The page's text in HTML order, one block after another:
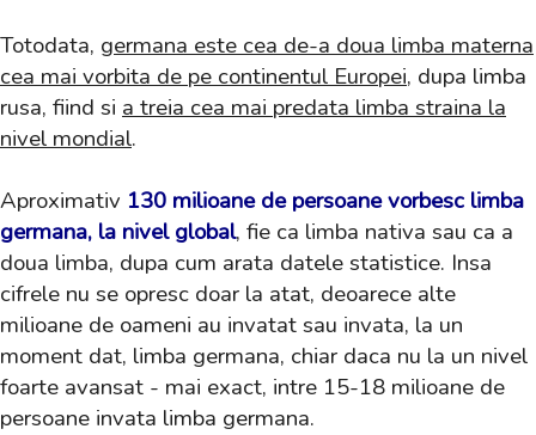
Totodata, germana este cea de-a doua limba materna
cea mai vorbita de pe continentul Europei, dupa limba
rusa, fiind si a treia cea mai predata limba straina la
nivel mondial.
Aproximativ 130 milioanede persoane vorbesc limba
germana, la nivel global, fie ca limba nativa sau ca a
doua limba, dupa cum arata datele statistice. Insa
cifrele nu se opresc doar la atat, deoarece alte
milioane de oameni au invatat sau invata, la un
moment dat, limba germana, chiar daca nu la un nivel
foarte avansat - mai exact, intre 15-18 milioane de
persoane invata limba germana.